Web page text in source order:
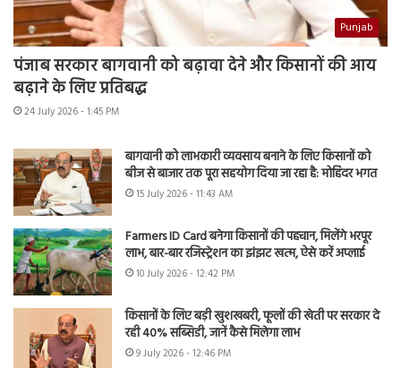
Punjab
पंजाब सरकार बागवानी को बढ़ावा देने और किसानों की आय
बढ़ाने के लिए प्रतिबद्ध
24 July 2026 - 1:45 PM
बागवानी को लाभकारी व्यवसाय बनाने के लिए किसानों को
बीज से बाजार तक पूरा सहयोग दिया जा रहा है: मोहिंदर भगत
15 July 2026 - 11:43 AM
Farmers ID Card बनेगा किसानों की पहचान, मिलेंगे भरपूर
लाभ, बार-बार रजिस्ट्रेशन का झंझट खत्म, ऐसे करें अप्लाई
10 July 2026 - 12:42 PM
किसानों के लिए बड़ी खुशखबरी, फूलों की खेती पर सरकार दे
रही 40% सब्सिडी, जानें कैसे मिलेगा लाभ
9 July 2026 - 12:46 PM